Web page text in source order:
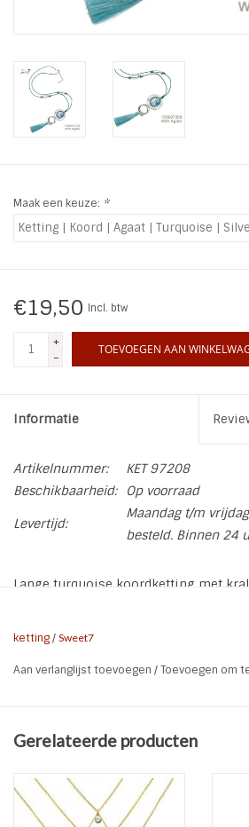
LIFESTYLE PRODUCTEN
INSPIRATIE
Blog
Maak een keuze: *
€19,50 Incl. btw
+
-
TOEVOEGEN AAN
Informatie
Artikelnummer:
KET 97208
Beschikbaarheid:
Op voorraad
Levertijd:
Maandag t/m
besteld. Binnen 24
Lange turquoise koordketting met
* Soort: Lange ketting | Koordketting
* Kleur: Turquoise | Zilver
* Kenmerken: Vrij van lood, cadmium
ketting/ Sweet7
Aan verlanglijst toevoegen /Toevoegen om
Gerelateerde producten